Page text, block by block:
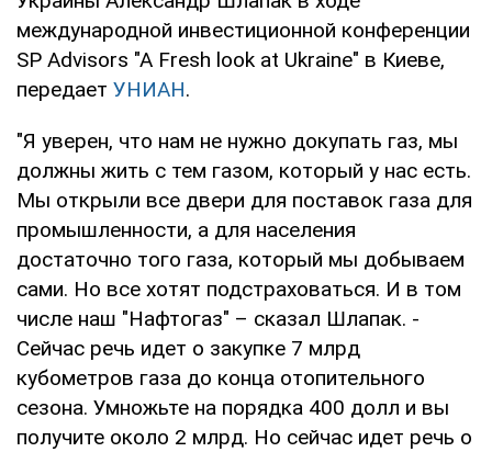
международной инвестиционной конференции
SP Advisors "A Fresh look at Ukraine" в Киеве,
передает УНИАН.
"Я уверен, что нам не нужно докупать газ, мы
должны жить с тем газом, который у нас есть.
Мы открыли все двери для поставок газа для
промышленности, а для населения
достаточно того газа, который мы добываем
сами. Но все хотят подстраховаться. И в том
числе наш "Нафтогаз" – сказал Шлапак. -
Сейчас речь идет о закупке 7 млрд
кубометров газа до конца отопительного
сезона. Умножьте на порядка 400 долл и вы
получите около 2 млрд. Но сейчас идет речь о